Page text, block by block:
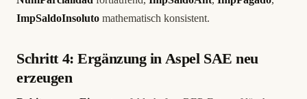
ImpSaldoInsoluto mathematisch konsistent.
Schritt 4: Ergänzung in Aspel SAE neu
erzeugen